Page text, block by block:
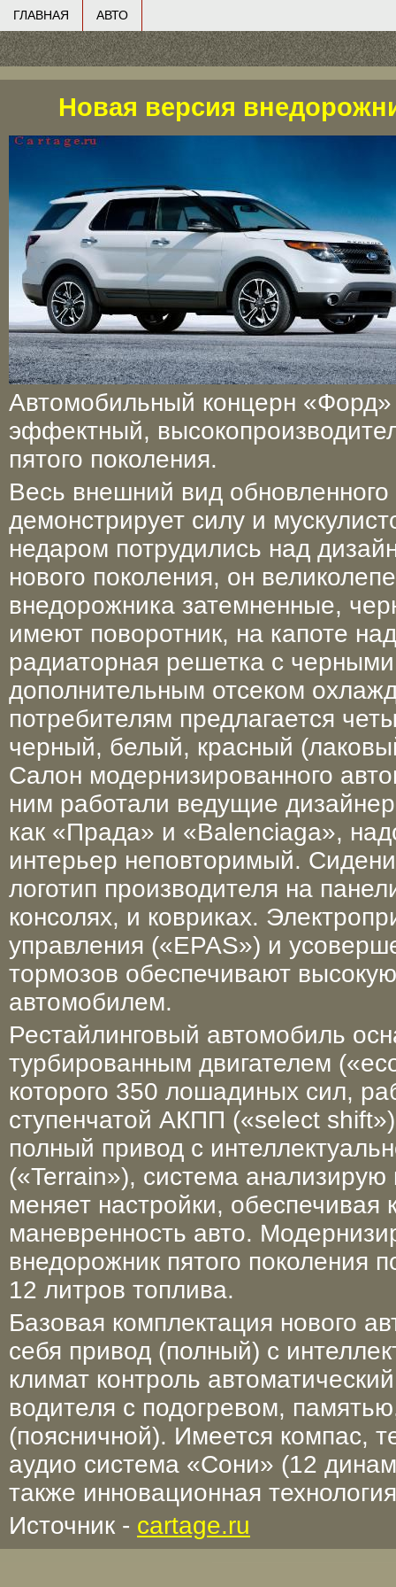
ГЛАВНАЯ АВТО
Новая версия
Автомобильный концерн «Форд»
эффектный,
пятого поколения.
Весь внешний вид
демонстрирует силу и
недаром потрудились над
нового поколения, он
внедорожника затемненные,
имеют поворотник, на капоте
радиаторная решетка с
дополнительным отсеком
потребителям предлагается
черный, белый, красный
Салон модернизированного
ним работали ведущие
как «Прада» и «Balenciaga»,
интерьер неповторимый.
логотип производителя на
консолях, и ковриках.
управления («EPAS») и
тормозов обеспечивают
автомобилем.
Рестайлинговый автомобиль
турбированным двигателем
которого 350 лошадиных сил,
ступенчатой АКПП («select
полный привод с
(«Terrain»), система анализирую
меняет настройки, обеспечивая
маневренность авто.
внедорожник пятого поколения
12 литров топлива.
Базовая комплектация нового
себя привод (полный) с
климат контроль
водителя с подогревом,
(поясничной). Имеется компас,
аудио система «Сони» (12
также инновационная
Источник - cartage.ru